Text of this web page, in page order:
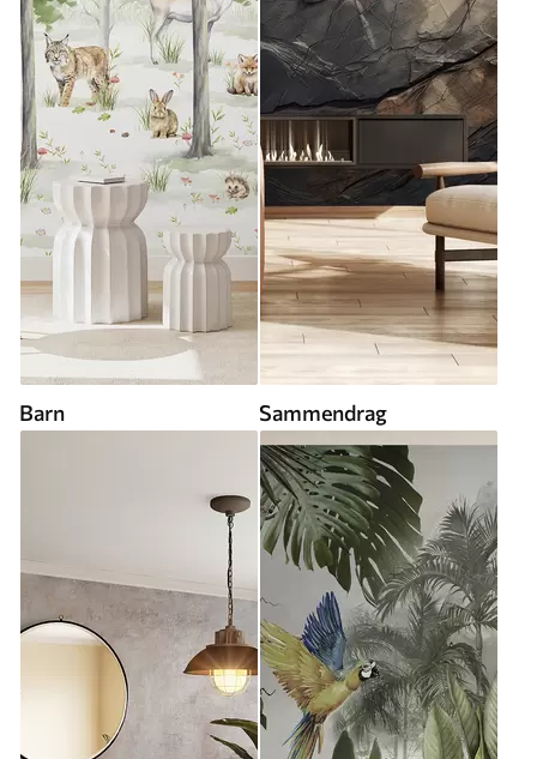
Barn Sammendrag